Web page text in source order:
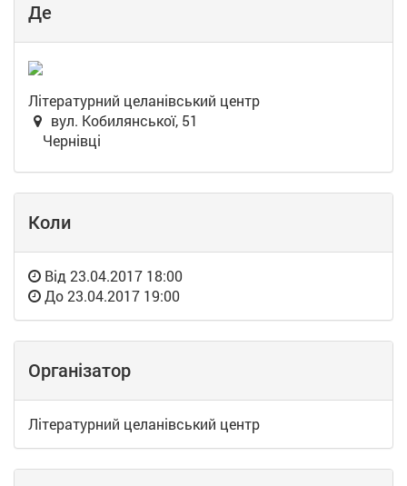
Де
Літературний целанівський центр
вул. Кобилянської, 51
Чернівці
Коли
Від 23.04.2017 18:00
До23.04.2017 19:00
Організатор
Літературний целанівський центр